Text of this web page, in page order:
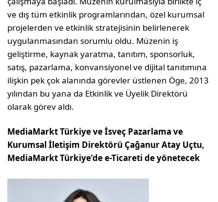
ve dış tüm etkinlik programlarından, özel kurumsal
projelerden ve etkinlik stratejisinin belirlenerek
uygulanmasından sorumlu oldu. Müzenin iş
geliştirme, kaynak yaratma, tanıtım, sponsorluk,
satış, pazarlama, konvansiyonel ve dijital tanıtımına
ilişkin pek çok alanında görevler üstlenen Öge, 2013
yılından bu yana da Etkinlik ve Üyelik Direktörü
olarak görev aldı.
MediaMarkt Türkiye ve İsveç Pazarlama ve
Kurumsal İletişim Direktörü Çağanur Atay Uçtu,
MediaMarkt Türkiye’de e-Ticareti de yönetecek